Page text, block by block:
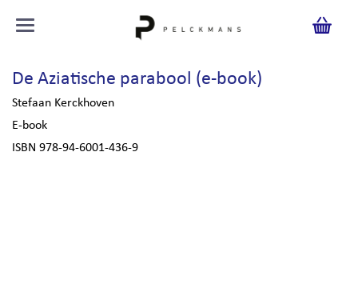
De Aziatische parabool (e-book)
Stefaan Kerckhoven
E-book
ISBN 978-94-6001-436-9